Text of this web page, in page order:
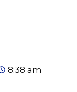
8:38 am